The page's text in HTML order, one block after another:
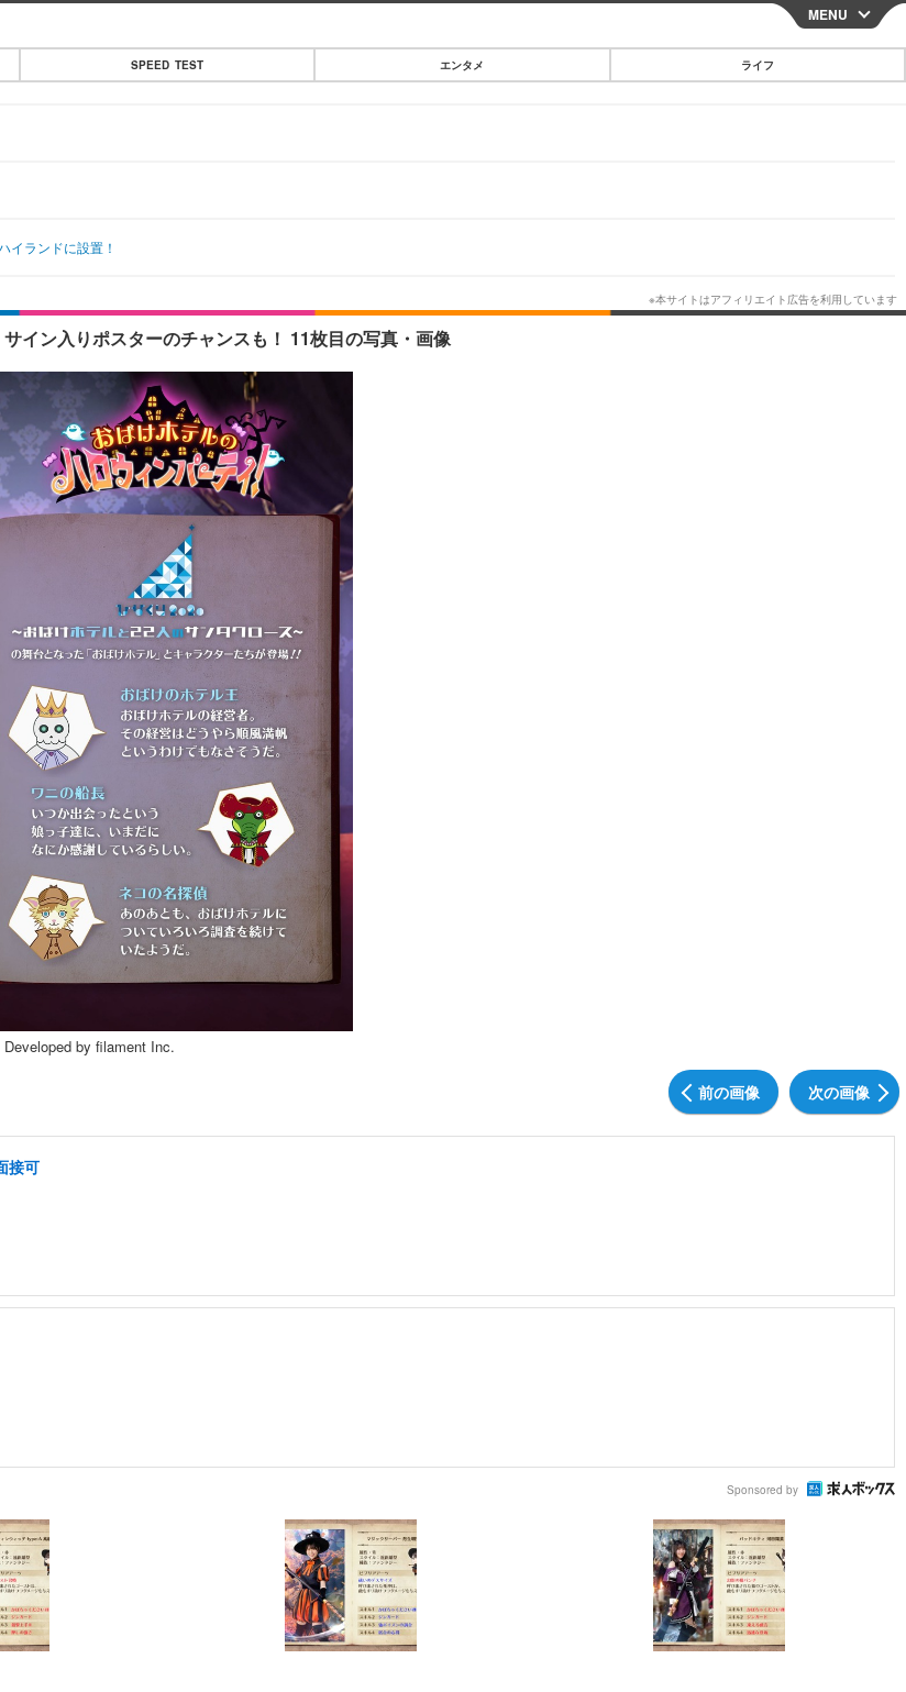
CLOSE
グルメ
MENU
SPEED TEST エンタメ ライフ
イランドに設置！
イン入りポスターのチャンスも！ 11枚目の写真・画像
by filament Inc.
前の画像 次の画像
接可
Sponsored by